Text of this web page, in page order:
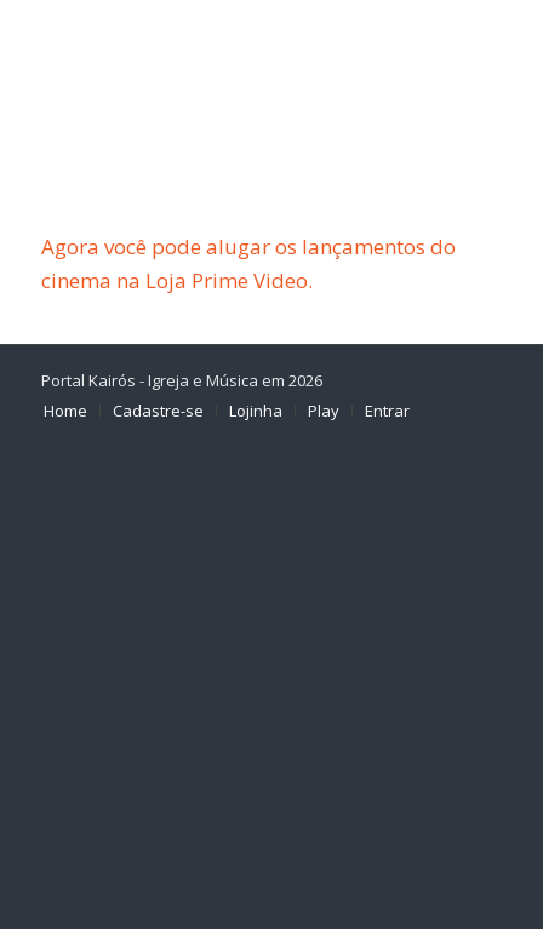
Agora você pode alugar os lançamentos do
cinema na Loja Prime Video.
Portal Kairós - Igreja e Música em 2026
Home
Cadastre-se Lojinha Play Entrar